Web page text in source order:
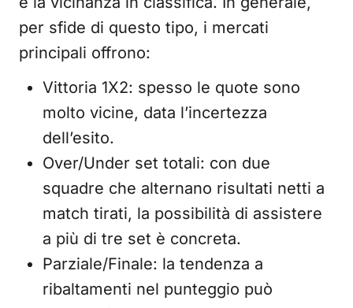
per sfide di questo tipo, i mercati
principali offrono:
Vittoria 1X2: spesso le quote sono
molto vicine, data l’incertezza
dell’esito.
Over/Under set totali: con due
squadre che alternano risultati netti a
match tirati, la possibilità di assistere
a più di tre set è concreta.
Parziale/Finale: la tendenza a
ribaltamenti nel punteggio può